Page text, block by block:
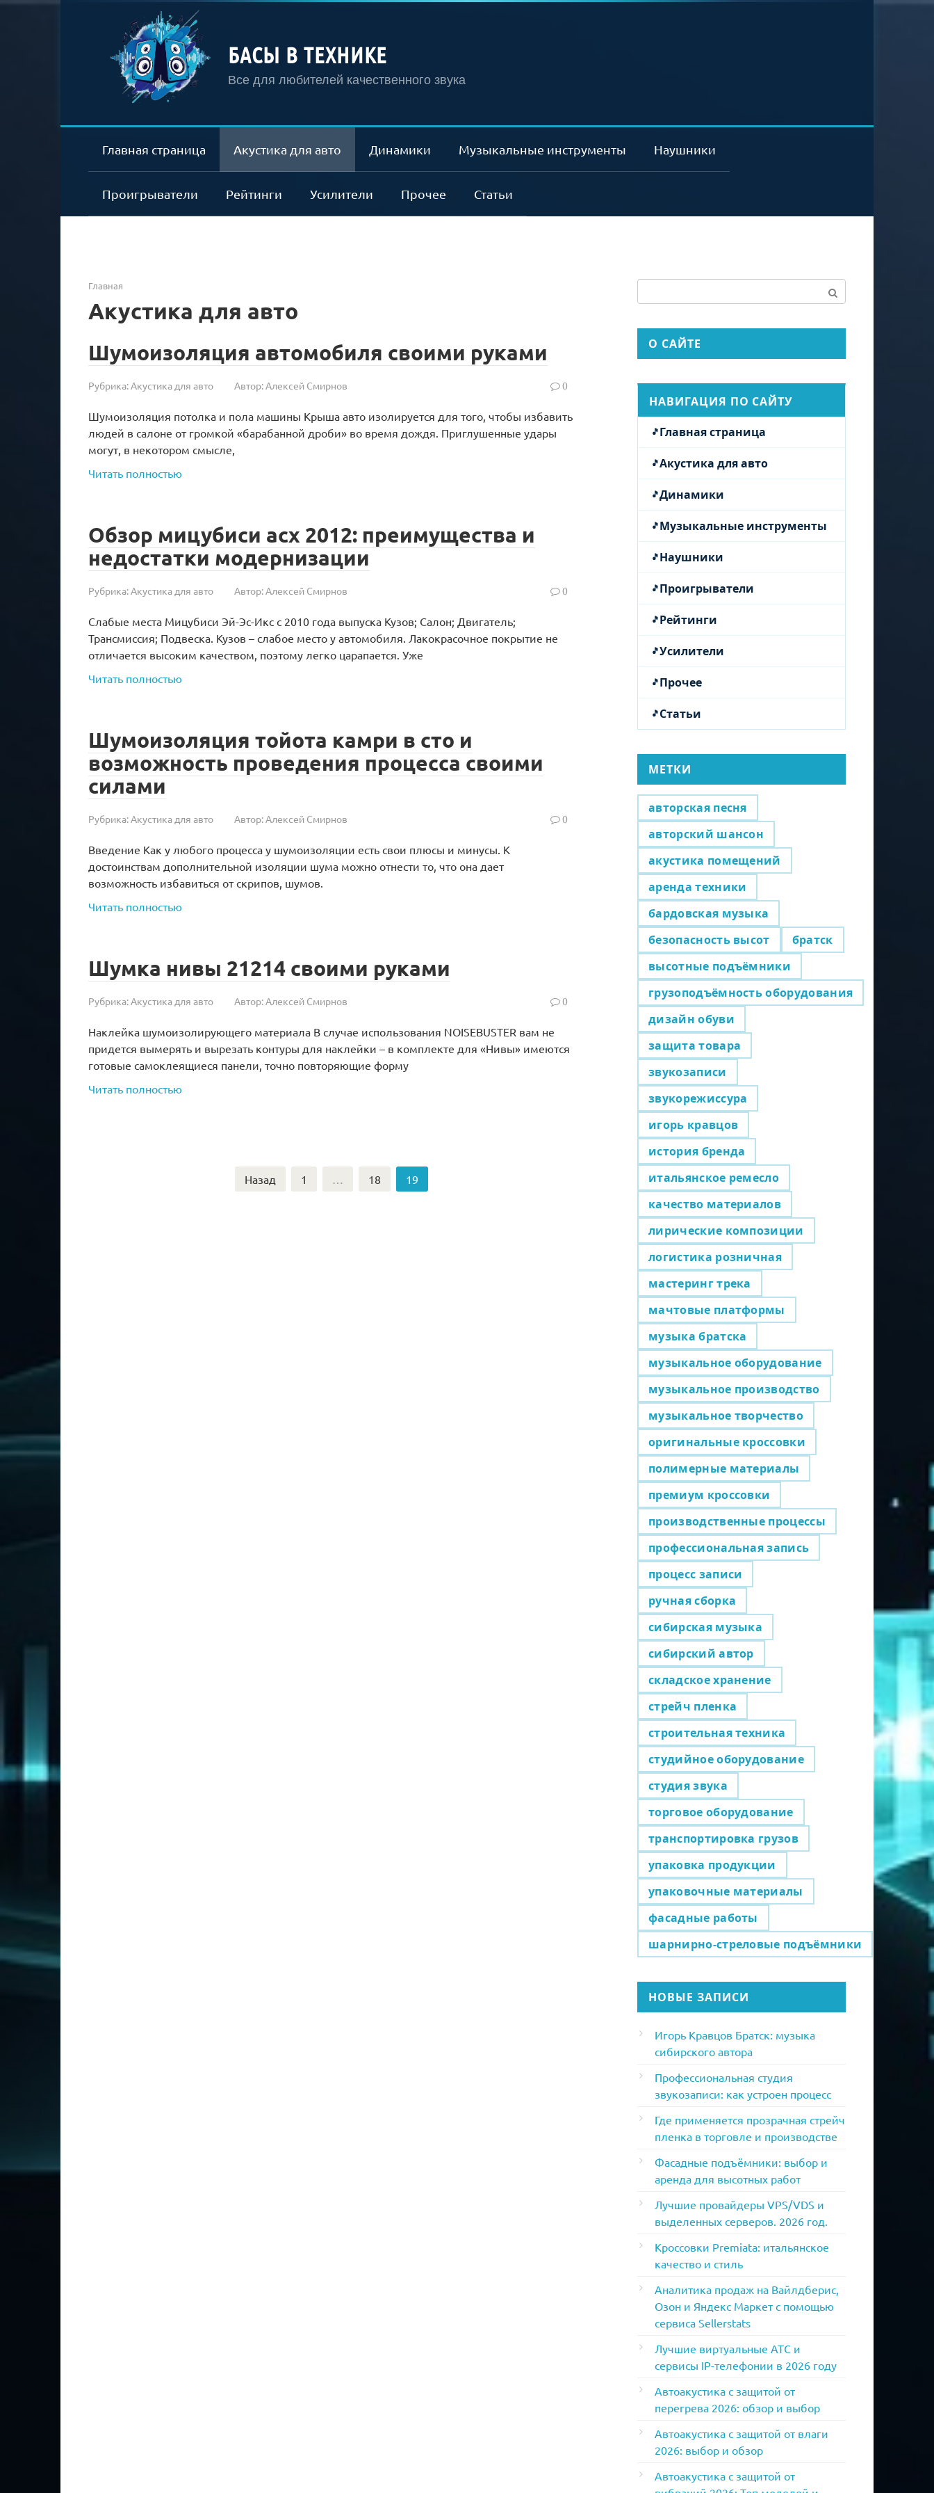
БАСЫ В ТЕХНИКЕ
Все для любителей качественного звука
Главная страница Акустика для авто Динамики Музыкальные инструменты Наушники
Проигрыватели Рейтинги Усилители Прочее Статьи
Главная
Акустика для авто
Шумоизоляция автомобиля своими руками
Рубрика:Акустика для авто Автор:Алексей Смирнов 0
Шумоизоляция потолка и пола машины Крыша авто изолируется для того, чтобы избавить
людей в салоне от громкой «барабанной дроби» во время дождя. Приглушенные удары
могут, в некотором смысле,
Читать полностью
Обзор мицубиси асх 2012: преимущества и
недостатки модернизации
Рубрика:Акустика для авто Автор:Алексей Смирнов 0
Слабые места Мицубиси Эй-Эс-Икс с 2010 года выпуска Кузов; Салон; Двигатель;
Трансмиссия; Подвеска. Кузов – слабое место у автомобиля. Лакокрасочное покрытие не
отличается высоким качеством, поэтому легко царапается. Уже
Читать полностью
Шумоизоляция тойота камри в сто и
возможность проведения процесса своими
силами
Рубрика:Акустика для авто Автор:Алексей Смирнов 0
Введение Как у любого процесса у шумоизоляции есть свои плюсы и минусы. К
достоинствам дополнительной изоляции шума можно отнести то, что она дает
возможность избавиться от скрипов, шумов.
Читать полностью
Шумка нивы 21214 своими руками
Рубрика:Акустика для авто Автор:Алексей Смирнов 0
Наклейка шумоизолирующего материала В случае использования NOISEBUSTER вам не
придется вымерять и вырезать контуры для наклейки – в комплекте для «Нивы» имеются
готовые самоклеящиеся панели, точно повторяющие форму
Читать полностью
Назад 1 18 19
О САЙТЕ
НАВИГАЦИЯ ПО САЙТУ
Главная страница
Акустика для авто
Динамики
Музыкальные инструменты
Наушники
Проигрыватели
Рейтинги
Усилители
Прочее
Статьи
МЕТКИ
авторская песня
авторский шансон
акустика помещений
аренда техники
бардовская музыка
безопасность высот
братск
высотные подъёмники
грузоподъёмность оборудования
дизайн обуви
защита товара
звукозаписи
звукорежиссура
игорь кравцов
история бренда
итальянское ремесло
качество материалов
лирические композиции
логистика розничная
мастеринг трека
мачтовые платформы
музыка братска
музыкальное оборудование
музыкальное производство
музыкальное творчество
оригинальные кроссовки
полимерные материалы
премиум кроссовки
производственные процессы
профессиональная запись
процесс записи
ручная сборка
сибирская музыка
сибирский автор
складское хранение
стрейч пленка
строительная техника
студийное оборудование
студия звука
торговое оборудование
транспортировка грузов
упаковка продукции
упаковочные материалы
фасадные работы
шарнирно-стреловые подъёмники
НОВЫЕ ЗАПИСИ
Игорь Кравцов Братск: музыка
сибирского автора
Профессиональная студия
звукозаписи: как устроен процесс
Где применяется прозрачная стрейч
пленка в торговле и производстве
Фасадные подъёмники: выбор и
аренда для высотных работ
Лучшие провайдеры VPS/VDS и
выделенных серверов. 2026 год.
Кроссовки Premiata: итальянское
качество и стиль
Аналитика продаж на Вайлдберис,
Озон и Яндекс Маркет с помощью
сервиса Sellerstats
Лучшие виртуальные АТС и
сервисы IP-телефонии в 2026 году
Автоакустика с защитой от
перегрева 2026: обзор и выбор
Автоакустика с защитой от влаги
2026: выбор и обзор
Автоакустика с защитой от